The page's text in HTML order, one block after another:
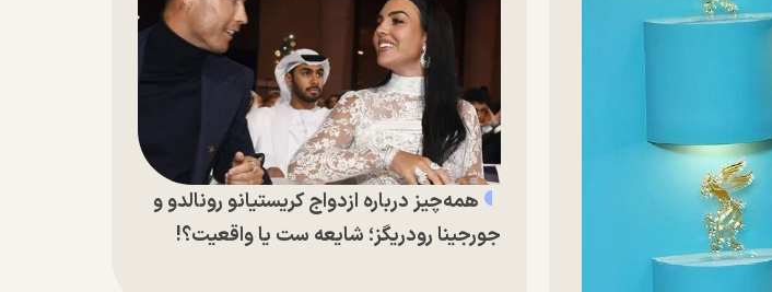
همه‌چیز درباره ازدواج کریستیانو رونالدو و
جورجینا رودریگز؛ شایعه ست یا واقعیت؟!